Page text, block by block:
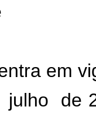
em
de